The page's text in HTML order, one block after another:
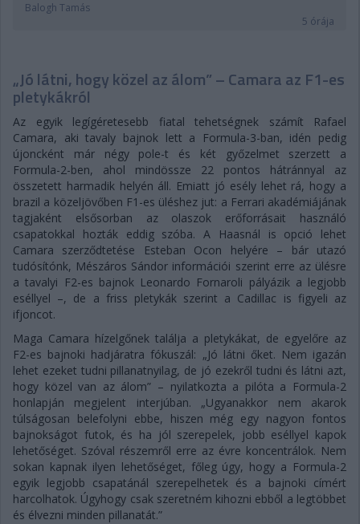
Balogh Tamás
5 órája
„Jó látni, hogy közel az álom” – Camara az F1-es
pletykákról
Az egyik legígéretesebb fiatal tehetségnek számít Rafael
Camara, aki tavaly bajnok lett a Formula-3-ban, idén pedig
újoncként már négy pole-t és két győzelmet szerzett a
Formula-2-ben, ahol mindössze 22 pontos hátránnyal az
összetett harmadik helyén áll. Emiatt jó esély lehet rá, hogy a
brazil a közeljövőben F1-es üléshez jut: a Ferrari akadémiájának
tagjaként elsősorban az olaszok erőforrásait használó
csapatokkal hozták eddig szóba. A Haasnál is opció lehet
Camara szerződtetése Esteban Ocon helyére – bár utazó
tudósítónk, Mészáros Sándor információi szerint erre az ülésre
a tavalyi F2-es bajnok Leonardo Fornaroli pályázik a legjobb
eséllyel –, de a friss pletykák szerint a Cadillac is figyeli az
ifjoncot.
Maga Camara hízelgőnek találja a pletykákat, de egyelőre az
F2-es bajnoki hadjáratra fókuszál: „Jó látni őket. Nem igazán
lehet ezeket tudni pillanatnyilag, de jó ezekről tudni és látni azt,
hogy közel van az álom” – nyilatkozta a pilóta a Formula-2
honlapján megjelent interjúban. „Ugyanakkor nem akarok
túlságosan belefolyni ebbe, hiszen még egy nagyon fontos
bajnokságot futok, és ha jól szerepelek, jobb eséllyel kapok
lehetőséget. Szóval részemről erre az évre koncentrálok. Nem
sokan kapnak ilyen lehetőséget, főleg úgy, hogy a Formula-2
egyik legjobb csapatánál szerepelhetek és a bajnoki címért
harcolhatok. Úgyhogy csak szeretném kihozni ebből a legtöbbet
és élvezni minden pillanatát.”